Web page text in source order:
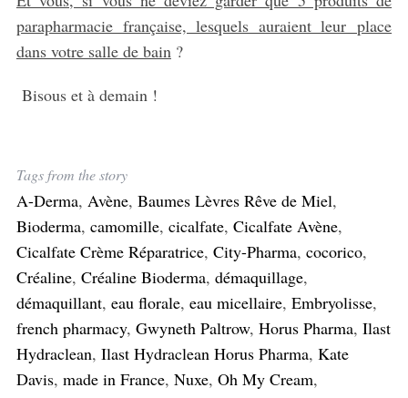
parapharmacie française, lesquels auraient leur place
dans votre salle de bain?
Bisous et à demain !
Tags from the story
A-Derma, Avène, Baumes Lèvres Rêve de Miel,
Bioderma, camomille, cicalfate, Cicalfate Avène,
Cicalfate Crème Réparatrice, City-Pharma, cocorico,
Créaline, Créaline Bioderma, démaquillage,
démaquillant, eau florale, eau micellaire, Embryolisse,
french pharmacy, Gwyneth Paltrow, Horus Pharma, Ilast
Hydraclean, Ilast Hydraclean Horus Pharma, Kate
Davis, made in France, Nuxe, Oh My Cream,
S
e
a
c
r
: